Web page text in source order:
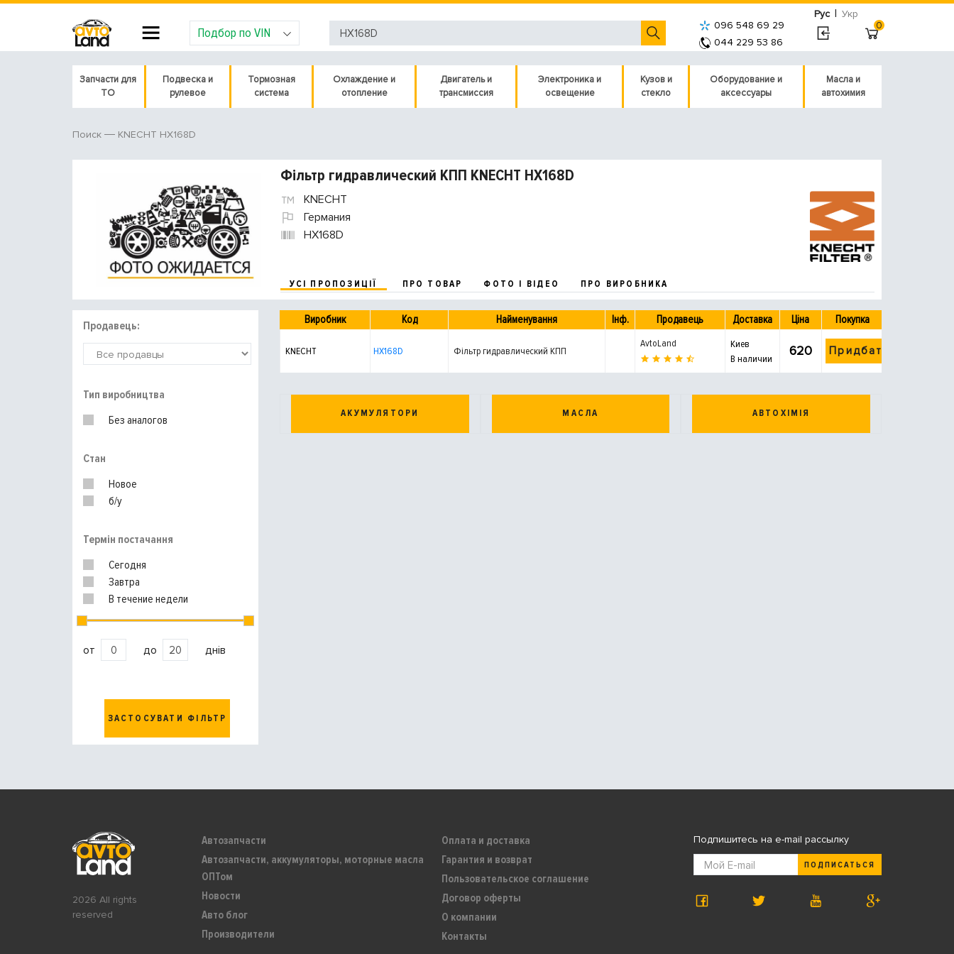
Рус | Укр
Подбор по VIN
096 548 69 29
044 229 53 86
0
Запчасти для
ТО
Подвеска и
рулевое
Тормозная
система
Охлаждение и
отопление
Двигатель и
трансмиссия
Электроника и
освещение
Кузов и
стекло
Оборудование и
аксессуары
Масла и
автохимия
Поиск KNECHT HX168D
Фільтр гидравлический КПП KNECHT HX168D
KNECHT
Германия
HX168D
УСІ ПРОПОЗИЦІЇ ПРО ТОВАР ФОТО І ВІДЕО ПРО ВИРОБНИКА
Продавець:
Тип виробництва
Без аналогов
Стан
Новое
б/у
Термін постачання
Сегодня
Завтра
В течение недели
от до днів
ЗАСТОСУВАТИ ФІЛЬТР
Виробник Код Найменування Інф. Продавець Доставка Ціна Покупка
KNECHT HX168D Фільтр гидравлический КПП
AvtoLand
Киев
В наличии
620 Придбати
АКУМУЛЯТОРИ МАСЛА АВТОХІМІЯ
2026 All rights
reserved
Автозапчасти
Автозапчасти, аккумуляторы, моторные масла
ОПТом
Новости
Авто блог
Производители
Оплата и доставка
Гарантия и возврат
Пользовательское соглашение
Договор оферты
О компании
Контакты
Подпишитесь на e-mail рассылку
ПОДПИСАТЬСЯ